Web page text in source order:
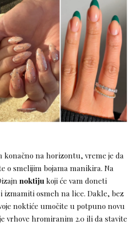
konačno na horizontu, vreme je da
o smelijim bojama manikira. Na
noktiju koji će vam doneti
izmamiti osmeh na lice. Dakle, bez
noktiće umočite u potpuno novu
vrhove hromiranim 2.0 ili da stavite